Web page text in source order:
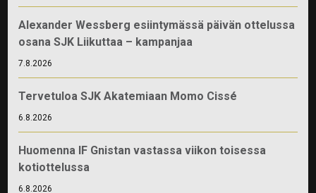
Alexander Wessberg esiintymässä päivän ottelussa
osana SJK Liikuttaa – kampanjaa
7.8.2026
Tervetuloa SJK Akatemiaan Momo Cissé
6.8.2026
Huomenna IF Gnistan vastassa viikon toisessa
kotiottelussa
6.8.2026